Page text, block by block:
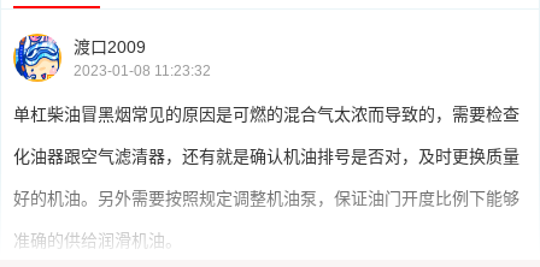
渡口2009
2023-01-08 11:23:32
单杠柴油冒黑烟常见的原因是可燃的混合气太浓而导致的，需要检查
化油器跟空气滤清器，还有就是确认机油排号是否对，及时更换质量
好的机油。另外需要按照规定调整机油泵，保证油门开度比例下能够
准确的供给润滑机油。